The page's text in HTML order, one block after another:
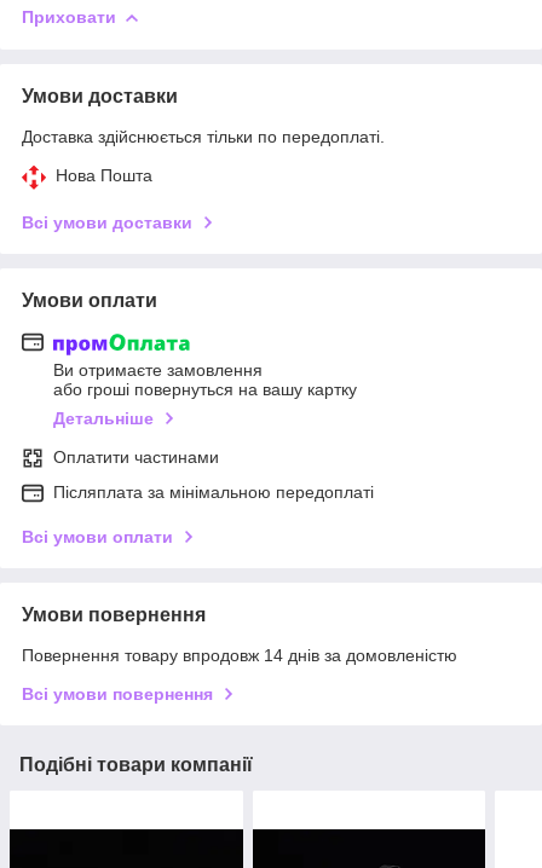
Приховати
Умови доставки
Доставка здійснюється тільки по передоплаті.
Нова Пошта
Всі умови доставки
Умови оплати
Ви отримаєте замовлення
або гроші повернуться на вашу картку
Детальніше
Оплатити частинами
Післяплата за мінімальною передоплаті
Всі умови оплати
Умови повернення
Повернення товару впродовж 14 днів за домовленістю
Всі умови повернення
Подібні товари компанії